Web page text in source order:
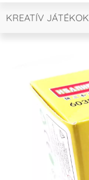
KREATÍV JÁTÉKOK